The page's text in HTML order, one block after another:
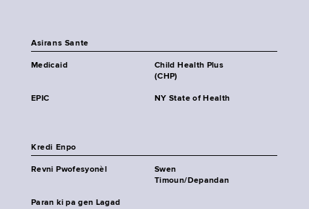
Asirans Sante
Medicaid
Child Health Plus
(CHP)
EPIC NY State of Health
Kredi Enpo
Revni Pwofesyonèl
Swen
Timoun/Depandan
Paran ki pa gen Lagad